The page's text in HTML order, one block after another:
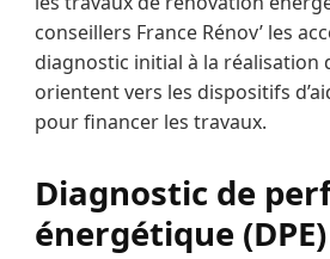
conseillers France Rénov’ les
diagnostic initial à la réalisation
orientent vers les dispositifs
pour financer les travaux.
Diagnostic de
énergétique (DPE)